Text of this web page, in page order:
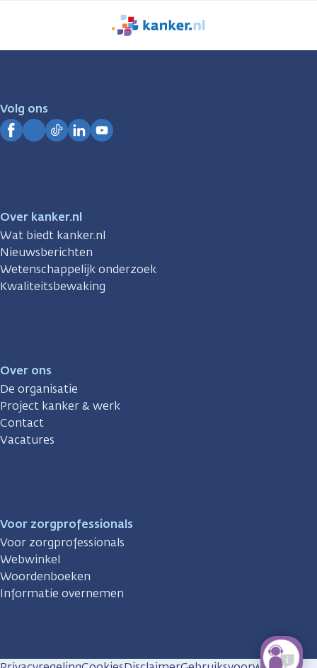
We
zijn
Volg ons
Over kanker.nl
Wat biedt kanker.nl
Nieuwsberichten
Wetenschappelijk onderzoek
Kwaliteitsbewaking
Over ons
De organisatie
Project kanker & werk
Contact
Vacatures
Voor zorgprofessionals
Voor zorgprofessionals
Webwinkel
Woordenboeken
Informatie overnemen